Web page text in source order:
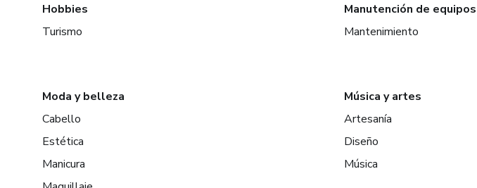
Hobbies
Turismo
Manutención de equipos
Mantenimiento
Moda y belleza
Cabello
Estética
Manicura
Música y artes
Artesanía
Diseño
Música